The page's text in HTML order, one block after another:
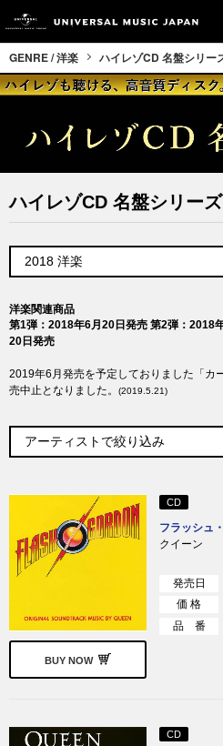
GENRE / 洋楽 ハイレゾCD 名盤シリー
ハイレゾCD 名盤シリーズ
洋楽関連商品
第1弾：2018年6月20日発売 第2弾：2018
20日発売
2019年6月発売を予定しておりました「カ
売中止となりました。
(2019.5.21)
BUY NOW
CD
フラッシュ
クイーン
発売日
価 格
品 番
CD